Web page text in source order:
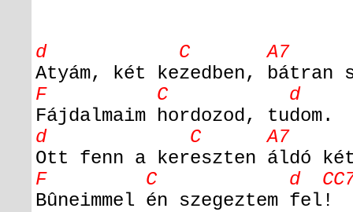
d C A7
Atyám, két kezedben,
F C d
Fájdalmaim hordozod, tudom.
d C A7
Ott fenn a kereszten áldó
F C d
Bûneimmel én szegeztem